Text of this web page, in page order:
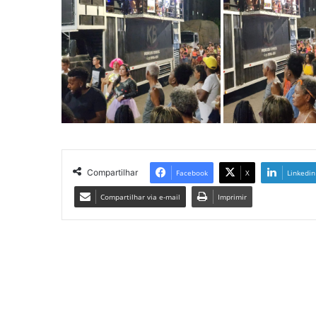
Compartilhar Facebook X Linkedin
Compartilhar via e-mail Imprimir